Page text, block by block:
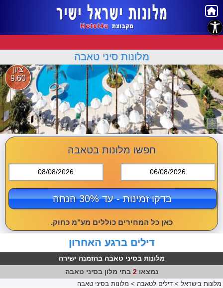
מלונות סיני טאבה
ציון
9.60
חפשו מלונות בטאבה
08/08/2026 06/08/2026
בדקו זמינות - עד 30% הנחה
כאן כל המחירים כוללים מע"מ כחוק.
דילים ברגע האחרון
מלונות בסיני טאבה בהזמנה ישירה
נמצאו2 בתי מלון בסיני טאבה
מלונות בישראל > דילים לטאבה > מלונות בסיני טאבה
נגישות